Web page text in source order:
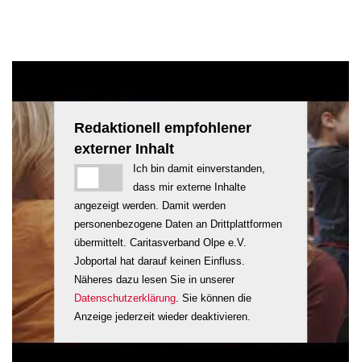
Redaktionell empfohlener
externer Inhalt
Ich bin damit einverstanden,
dass mir externe Inhalte
angezeigt werden. Damit werden
personenbezogene Daten an Drittplattformen
übermittelt. Caritasverband Olpe e.V.
Jobportal hat darauf keinen Einfluss.
Näheres dazu lesen Sie in unserer
Datenschutzerklärung. Sie können die
Anzeige jederzeit wieder deaktivieren.